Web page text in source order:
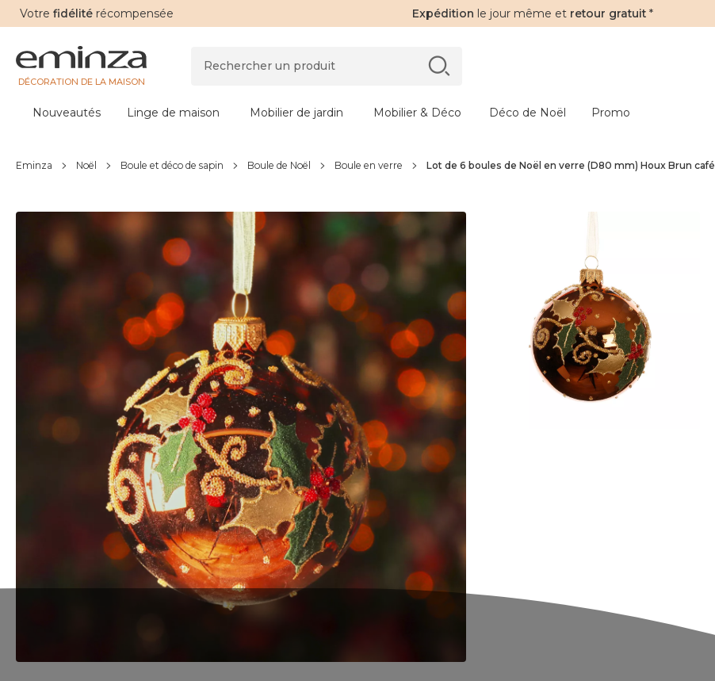
Votre fidélité récompensée Expédition le jour même et retour gratuit *
DÉCORATION DE LA MAISON
Nouveautés Linge de maison Mobilier de jardin Mobilier & Déco Déco de Noël Promo
Eminza Noël Boule et déco de sapin Boule de Noël Boule en verre Lot de 6 boules de Noël en verre (D80 mm) Houx Brun café